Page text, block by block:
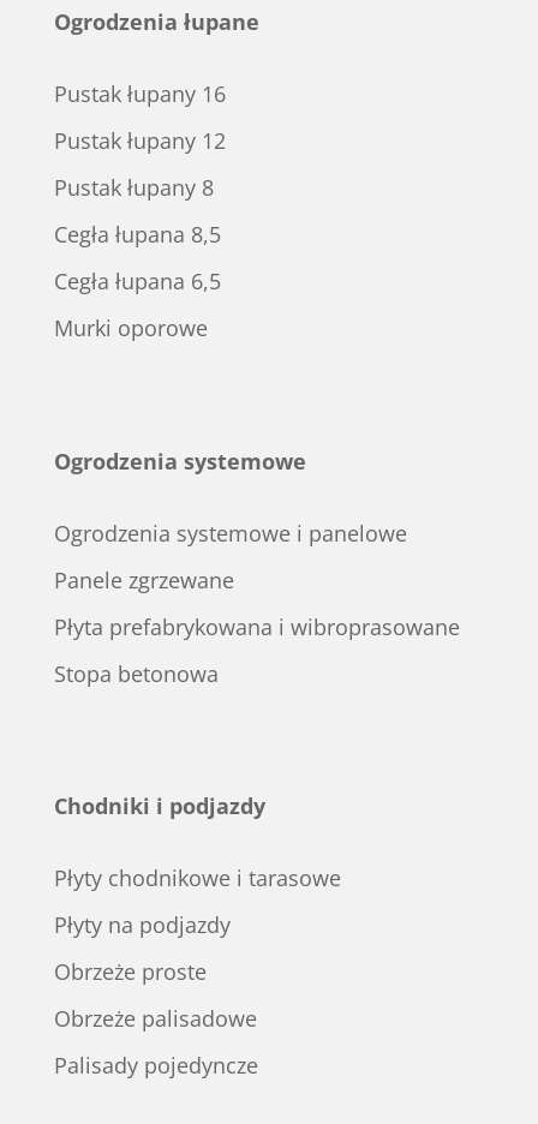
Ogrodzenia łupane
Pustak łupany 16
Pustak łupany 12
Pustak łupany 8
Cegła łupana 8,5
Cegła łupana 6,5
Murki oporowe
Ogrodzenia systemowe
Ogrodzenia systemowe i panelowe
Panele zgrzewane
Płyta prefabrykowana i wibroprasowane
Stopa betonowa
Chodniki i podjazdy
Płyty chodnikowe i tarasowe
Płyty na podjazdy
Obrzeże proste
Obrzeże palisadowe
Palisady pojedyncze